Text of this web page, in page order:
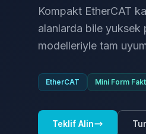
Kompakt EtherCAT
alanlarda bile yuksek
modelleriyle tam
EtherCAT Mini Form
Teklif Alin